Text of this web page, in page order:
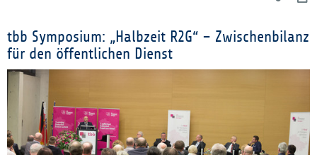
tbb Symposium: „Halbzeit R2G“ – Zwischenbilanz
für den öffentlichen Dienst